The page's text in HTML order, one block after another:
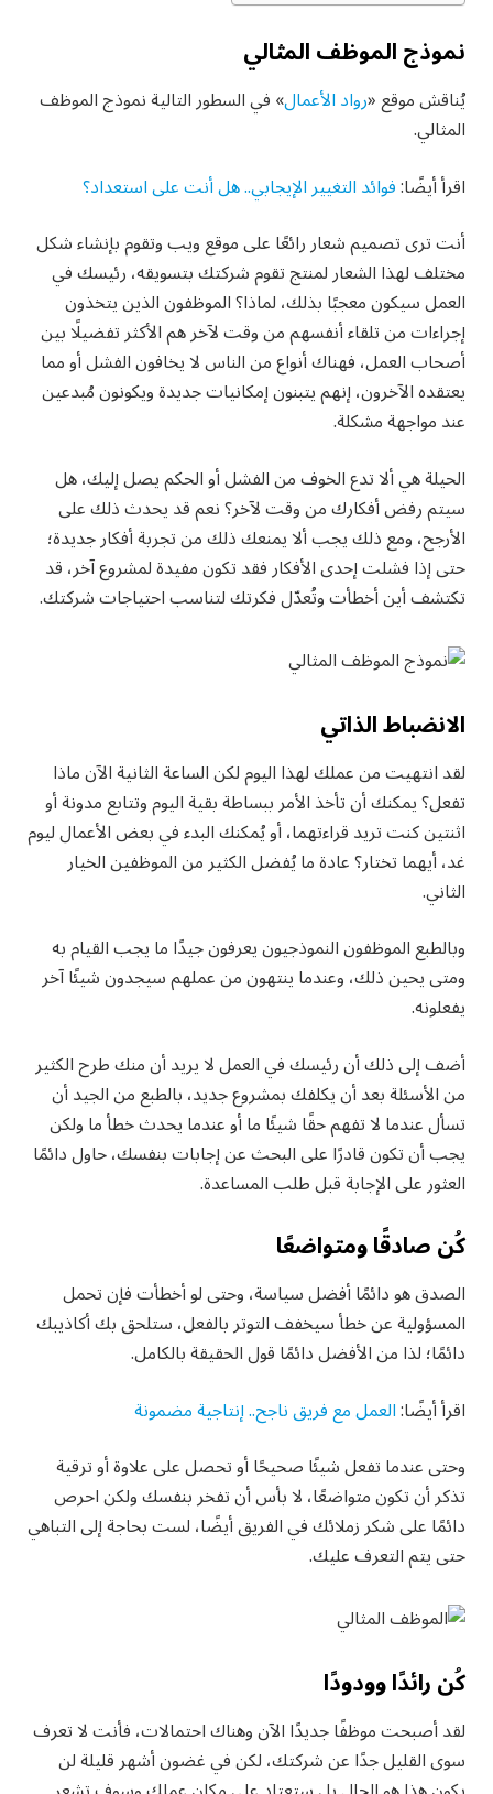
نموذج الموظف المثالي
يُناقش موقع «رواد الأعمال» في السطور التالية نموذج الموظف
المثالي.
اقرأ أيضًا:فوائد التغيير الإيجابي.. هل أنت على استعداد؟
أنت ترى تصميم شعار رائعًا على موقع ويب وتقوم بإنشاء شكل
مختلف لهذا الشعار لمنتج تقوم شركتك بتسويقه، رئيسك في
العمل سيكون معجبًا بذلك، لماذا؟ الموظفون الذين يتخذون
إجراءات من تلقاء أنفسهم من وقت لآخر هم الأكثر تفضيلًا بين
أصحاب العمل، فهناك أنواع من الناس لا يخافون الفشل أو مما
يعتقده الآخرون، إنهم يتبنون إمكانيات جديدة ويكونون مُبدعين
عند مواجهة مشكلة.
الحيلة هي ألا تدع الخوف من الفشل أو الحكم يصل إليك، هل
سيتم رفض أفكارك من وقت لآخر؟ نعم قد يحدث ذلك على
الأرجح، ومع ذلك يجب ألا يمنعك ذلك من تجربة أفكار جديدة؛
حتى إذا فشلت إحدى الأفكار فقد تكون مفيدة لمشروع آخر، قد
تكتشف أين أخطأت وتُعدّل فكرتك لتناسب احتياجات شركتك.
الانضباط الذاتي
لقد انتهيت من عملك لهذا اليوم لكن الساعة الثانية الآن ماذا
تفعل؟ يمكنك أن تأخذ الأمر ببساطة بقية اليوم وتتابع مدونة أو
اثنتين كنت تريد قراءتهما، أو يُمكنك البدء في بعض الأعمال ليوم
غد، أيهما تختار؟ عادة ما يُفضل الكثير من الموظفين الخيار
الثاني.
وبالطبع الموظفون النموذجيون يعرفون جيدًا ما يجب القيام به
ومتى يحين ذلك، وعندما ينتهون من عملهم سيجدون شيئًا آخر
يفعلونه.
أضف إلى ذلك أن رئيسك في العمل لا يريد أن منك طرح الكثير
من الأسئلة بعد أن يكلفك بمشروع جديد، بالطبع من الجيد أن
تسأل عندما لا تفهم حقًا شيئًا ما أو عندما يحدث خطأ ما ولكن
يجب أن تكون قادرًا على البحث عن إجابات بنفسك، حاول دائمًا
العثور على الإجابة قبل طلب المساعدة.
كُن صادقًا ومتواضعًا
الصدق هو دائمًا أفضل سياسة، وحتى لو أخطأت فإن تحمل
المسؤولية عن خطأ سيخفف التوتر بالفعل، ستلحق بك أكاذيبك
دائمًا؛ لذا من الأفضل دائمًا قول الحقيقة بالكامل.
اقرأ أيضًا:العمل مع فريق ناجح.. إنتاجية مضمونة
وحتى عندما تفعل شيئًا صحيحًا أو تحصل على علاوة أو ترقية
تذكر أن تكون متواضعًا، لا بأس أن تفخر بنفسك ولكن احرص
دائمًا على شكر زملائك في الفريق أيضًا، لست بحاجة إلى التباهي
حتى يتم التعرف عليك.
كُن رائدًا وودودًا
لقد أصبحت موظفًا جديدًا الآن وهناك احتمالات، فأنت لا تعرف
سوى القليل جدًا عن شركتك، لكن في غضون أشهر قليلة لن